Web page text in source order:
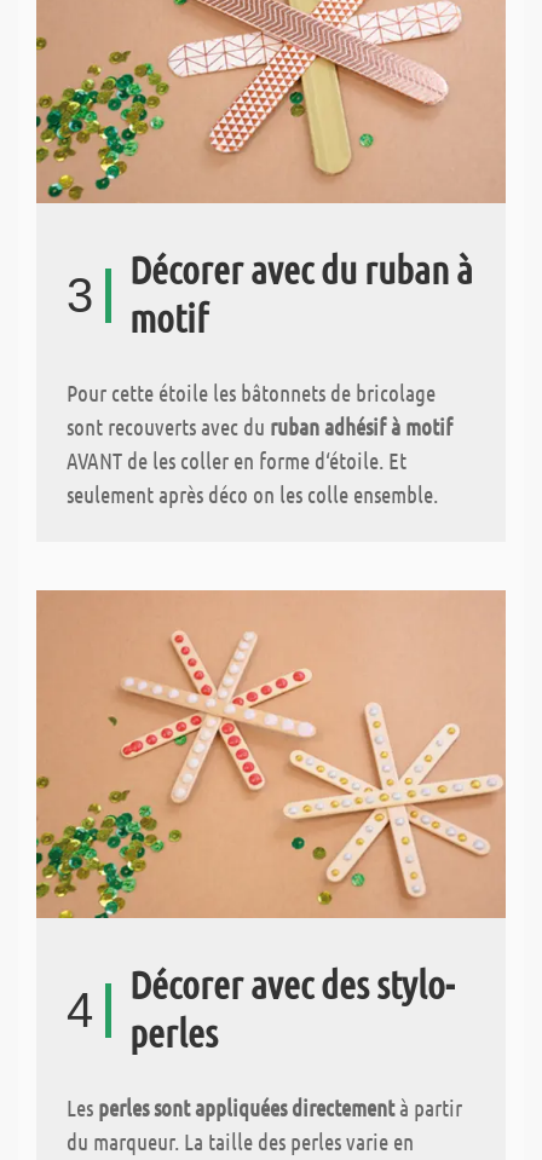
3
Décorer avec du ruban à
motif
Pour cette étoile les bâtonnets de bricolage
sont recouverts avec du ruban adhésif à motif
AVANT de les coller en forme d‘étoile. Et
seulement après déco on les colle ensemble.
4
Décorer avec des stylo-
perles
Les perles sont appliquées directementà partir
du marqueur. La taille des perles varie en